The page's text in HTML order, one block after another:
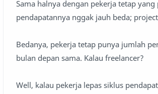
Sama halnya dengan pekerja tetap
pendapatannya nggak jauh beda;
Bedanya, pekerja tetap punya jumlah
bulan depan sama. Kalau freelancer?
Well, kalau pekerja lepas siklus